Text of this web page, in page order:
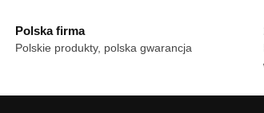
720 zł
Opcje
wybrać
Polska firma
Polskie produkty, polska gwarancja